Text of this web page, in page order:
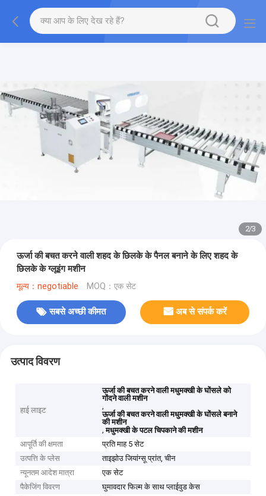
2/3
ऊर्जा की बचत करने वाली शहद के छिलके के पैनल बनाने के लिए शहद के
छिलके के ग्लूइंग मशीन
मूल्य：negotiable MOQ：एक सेट
सबसे अच्छी कीमत अब से संपर्क करें
उत्पाद विवरण
हाई लाइट
ऊर्जा की बचत करने वाली मधुमक्खी के घोंसले को
गोंदने वाली मशीन
,
ऊर्जा की बचत करने वाली मधुमक्खी के घोंसले बनाने
की मशीन
,मधुमक्खी के पटल चिपकाने की मशीन
आपूर्ति की क्षमता
प्रति माह 5 सेट
उत्पत्ति के प्लेस
ताइझोउ जियांग्सू प्रांत, चीन
न्यूनतम आदेश मात्रा
एक सेट
पैकेजिंग विवरण
घुमावदार फिल्म के साथ प्लाईवुड केस